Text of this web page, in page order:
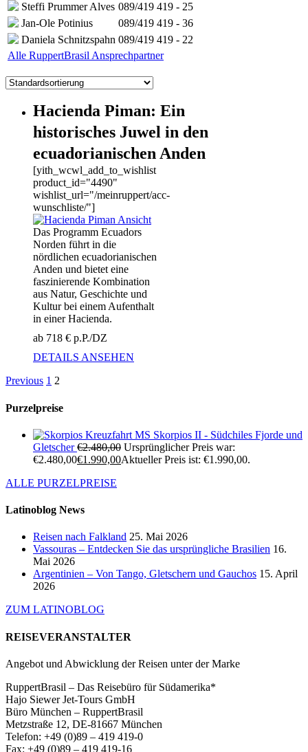
Steffi Prummer Alves 089/419 419 - 25
Jan-Ole Potinius
089/419 419 - 36
Daniela Schnitzspahn 089/419 419 - 22
Alle RuppertBrasil Ansprechpartner
Hacienda Piman: Ein
historisches Juwel in den
ecuadorianischen Anden
[yith_wcwl_add_to_wishlist
product_id="4490"
wishlist_url="/meinruppert/acc-
wunschliste/"]
Das Programm Ecuadors
Norden führt in die
nördlichen ecuadorianischen
Anden und bietet eine
faszinierende Kombination
aus Natur, Geschichte und
Kultur bei einem Aufenthalt
in einer Hacienda.
ab 718 € p.P./DZ
DETAILS ANSEHEN
Previous 1 2
Purzelpreise
Kreuzfahrt MS Skorpios II - Südchiles Fjorde und
Gletscher €2.480,00 Ursprünglicher Preis war:
€2.480,00€1.990,00Aktueller Preis ist: €1.990,00.
ALLE PURZELPREISE
Latinoblog News
Reisen nach Falkland 25. Mai 2026
Vassouras – Entdecken Sie das ursprüngliche Brasilien 16.
Mai 2026
Argentinien – Von Tango, Gletschern und Gauchos 15. April
2026
ZUM LATINOBLOG
REISEVERANSTALTER
Angebot und Abwicklung der Reisen unter der Marke
RuppertBrasil – Das Reisebüro für Südamerika*
Hajo Siewer Jet-Tours GmbH
Büro München – RuppertBrasil
Metzstraße 12, DE-81667 München
Telefon: +49 (0)89 – 419 419-0
Fax: +49 (0)89 – 419 419-16